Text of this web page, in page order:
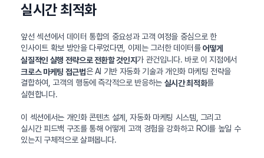
실시간 최적화
앞선 섹션에서 데이터 통합의 중요성과 고객 여정을 중심으로 한
인사이트 확보 방안을 다루었다면, 이제는 그러한 데이터를어떻게
실질적인 실행 전략으로 전환할 것인지가 관건입니다. 바로 이 지점에서
크로스 마케팅 접근법은 AI 기반 자동화 기술과 개인화 마케팅 전략을
결합하여, 고객의 행동에 즉각적으로 반응하는 실시간 최적화를
실현합니다.
이 섹션에서는 개인화 콘텐츠 설계, 자동화 마케팅 시스템, 그리고
실시간 피드백 구조를 통해 어떻게 고객 경험을 강화하고 ROI를 높일 수
있는지 구체적으로 살펴봅니다.